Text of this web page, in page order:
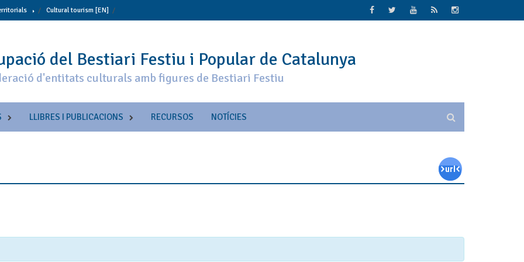
Cultural tourism [EN]
del Bestiari Festiu i Popular de Catalunya
d'entitats culturals amb figures de Bestiari Festiu
LLIBRES I PUBLICACIONS RECURSOS NOTÍCIES